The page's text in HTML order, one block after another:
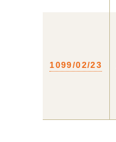
1099/02/23